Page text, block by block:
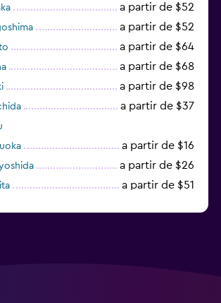
a partir de $52
a partir de $52
a partir de $64
a partir de $68
a partir de $98
a partir de $37
a partir de $16
a partir de $26
a partir de $51